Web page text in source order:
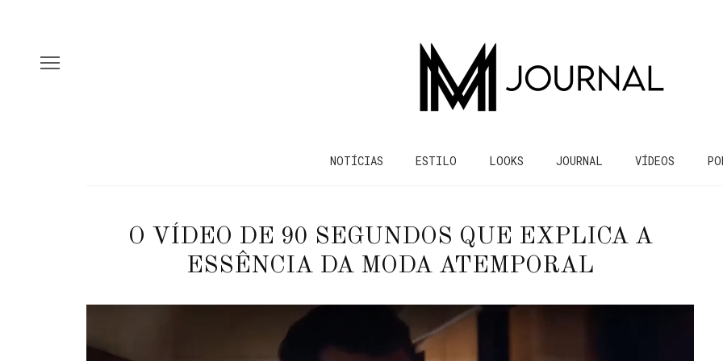
NOTÍCIAS ESTILO LOOKS JOURNAL VÍDEOS
O VÍDEO DE 90 SEGUNDOS QUE EXPLICA A
ESSÊNCIA DA MODA ATEMPORAL